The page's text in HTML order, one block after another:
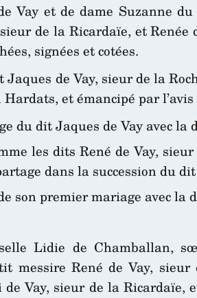
et de dame Suzanne
de la Ricardaïe, et
signées et cotées.
Jaques de Vay, sieur de la
et émancipé par
du dit Jaques de Vay avec la
les dits René de Vay,
dans la succession du
son premier mariage avec la
Lidie de Chamballan,
René de Vay,
Vay, sieur de la Ricardaïe,